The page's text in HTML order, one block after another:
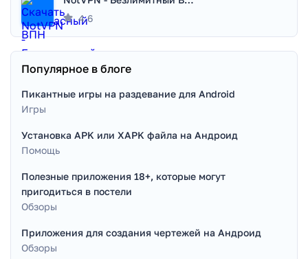
4.6
Популярное в блоге
Пикантные игры на раздевание для Android
Игры
Установка APK или XAPK файла на Андроид
Помощь
Полезные приложения 18+, которые могут
пригодиться в постели
Обзоры
Приложения для создания чертежей на Андроид
Обзоры